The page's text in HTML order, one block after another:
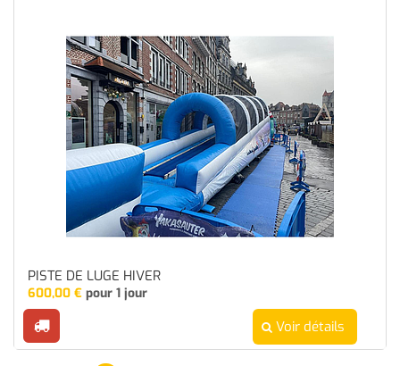
PISTE DE LUGE HIVER
600,00 € pour 1 jour
Voir détails